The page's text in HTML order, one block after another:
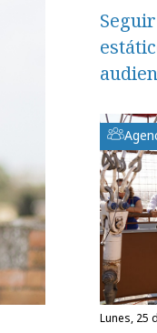
lunes, 25